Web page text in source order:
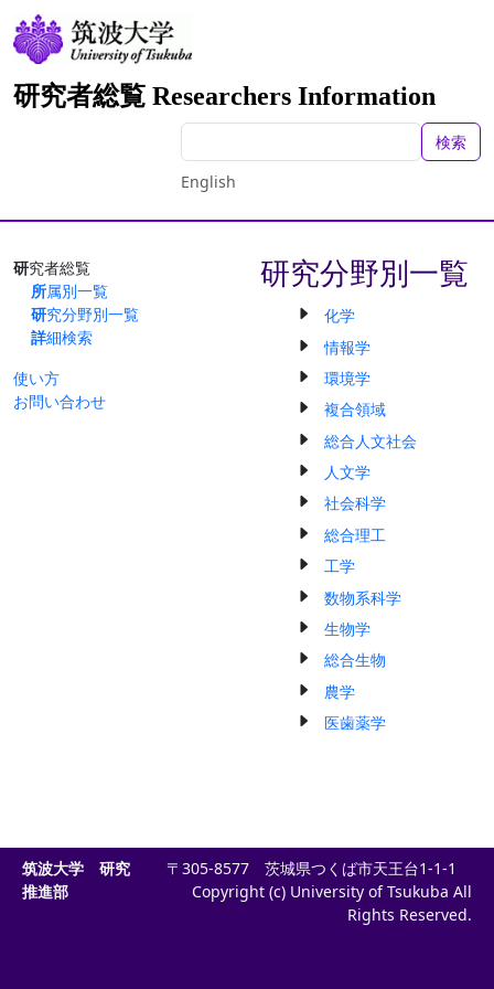
研究者総覧 Researchers Information
検索
English
研究者総覧
所属別一覧
研究分野別一覧
詳細検索
使い方
お問い合わせ
研究分野別一覧
化学
情報学
環境学
複合領域
総合人文社会
人文学
社会科学
総合理工
工学
数物系科学
生物学
総合生物
農学
医歯薬学
筑波大学 研究
推進部
〒305-8577 茨城県つくば市天王台1-1-1
Copyright (c) University of Tsukuba All
Rights Reserved.